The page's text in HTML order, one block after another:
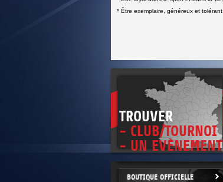
* Être exemplaire, généreux et tolérant
TROUVER
- CLUB/TOURNOI
- UN EVÈNEMENT
BOUTIQUE OFFICIELLE